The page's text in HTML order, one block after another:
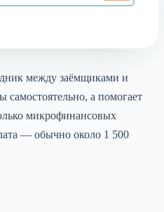
между заёмщиками и
а помогает
микрофинансовых
— обычно около 1 500